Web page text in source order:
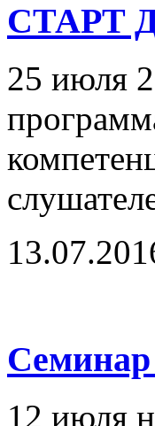
СТАРТ
25 июля
12 июля